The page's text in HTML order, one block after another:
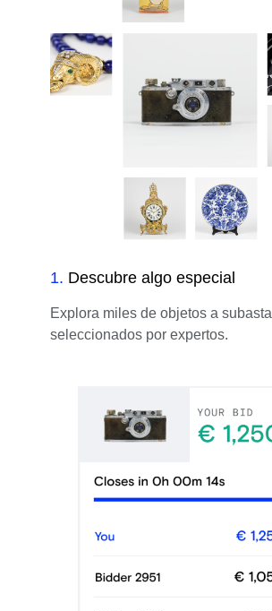
1. Descubre algo especial
Explora miles de objetos a subasta
seleccionados por expertos.